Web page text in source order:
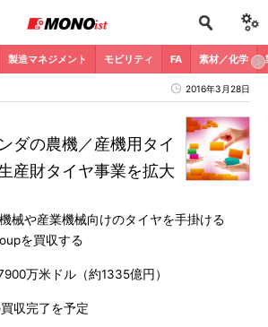
製造マネジメント モビリティ FA 素材／化学
2016年3月28日
ダの農機／産機用タイ
産財タイヤ事業を拡大
械や産業機械向けのタイヤを手掛ける
を買収する
万米ドル（約1335億円）
収完了を予定